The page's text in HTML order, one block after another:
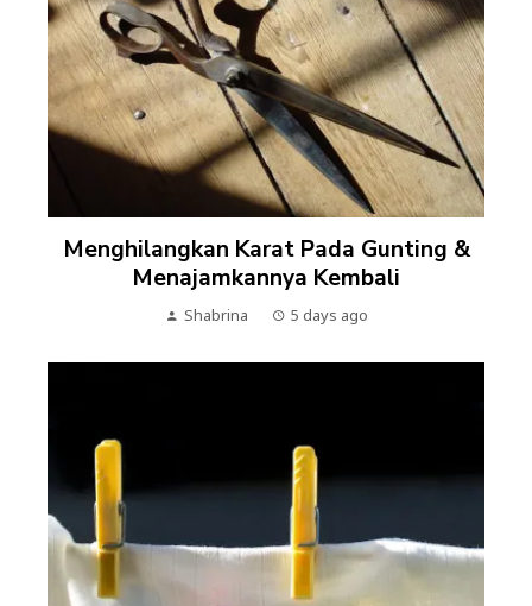
Menghilangkan Karat Pada Gunting &
Menajamkannya Kembali
Shabrina 5 days ago